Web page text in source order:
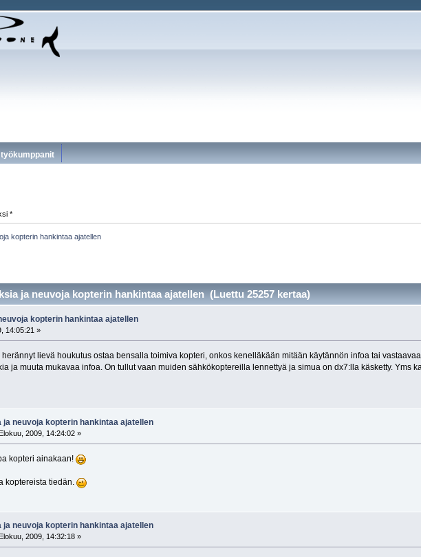
*
kopterin hankintaa ajatellen
ja neuvoja kopterin hankintaa ajatellen (Luettu 25257 kertaa)
kopterin hankintaa ajatellen
14:05:21 »
lievä houkutus ostaa bensalla toimiva kopteri, onkos kenelläkään mitään käytännön infoa tai
ja muuta mukavaa infoa. On tullut vaan muiden sähkökoptereilla lennettyä ja simua on dx7:lla käsketty. Yms
neuvoja kopterin hankintaa ajatellen
2009, 14:24:02 »
kopteri ainakaan!
koptereista tiedän.
neuvoja kopterin hankintaa ajatellen
2009, 14:32:18 »